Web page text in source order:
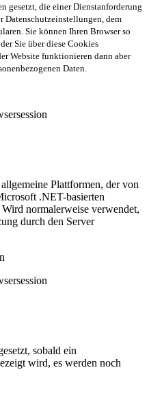
gesetzt, die einer Dienstanforderung
Datenschutzeinstellungen, dem
Sie können Ihren Browser so
Sie über diese Cookies
Website funktionieren dann aber
Daten.
Plattformen, der von
.NET-basierten
normalerweise verwendet,
durch den Server
sobald ein
wird, es werden noch